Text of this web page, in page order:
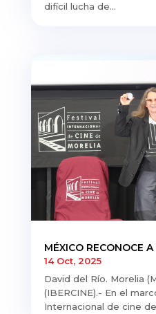
difícil lucha de...
MÉXICO RECONOCE
14 Oct, 2025
David del Río. Morelia
(IBERCINE).- En el
Internacional de cine de